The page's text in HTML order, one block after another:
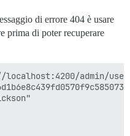
di errore 404 è usare
prima di poter recuperare
admin/